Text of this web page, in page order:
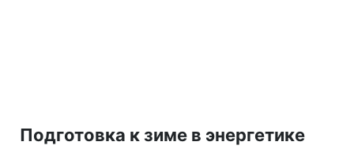
Подготовка к зиме в энергетике